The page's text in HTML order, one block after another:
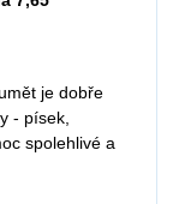
je dobře
- písek,
spolehlivé a